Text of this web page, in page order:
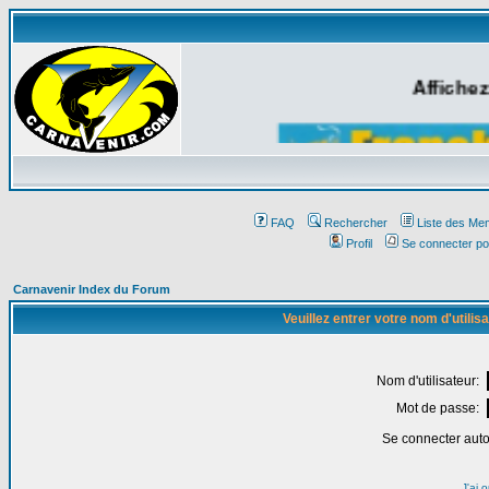
FAQ Rechercher
Liste des
Profil
Se connecter
Carnavenir Index du Forum
Veuillez entrer votre nom
Nom d'utilisateur:
Mot de passe:
Se connecter